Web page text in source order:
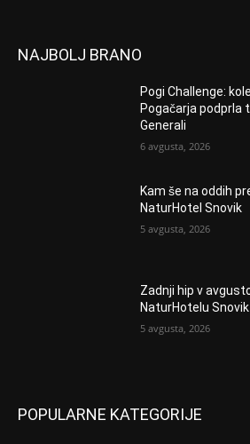
NAJBOLJ BRANO
Pogi Challenge:
Pogačarja podprla
Generali
6 avgusta, 2026
Kam še na oddih
NaturHotel Snovik
5 avgusta, 2026
Zadnji hip v
NaturHotelu Snovik
5 avgusta, 2026
POPULARNE KATEGORIJE